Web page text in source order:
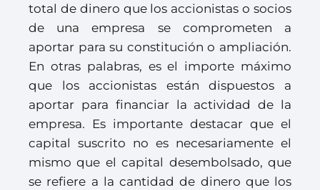
total de dinero que los accionistas o socios
de una empresa se comprometen a
aportar para su constitución o ampliación.
En otras palabras, es el importe máximo
que los accionistas están dispuestos a
aportar para financiar la actividad de la
empresa. Es importante destacar que el
capital suscrito no es necesariamente el
mismo que el capital desembolsado, que
se refiere a la cantidad de dinero que los